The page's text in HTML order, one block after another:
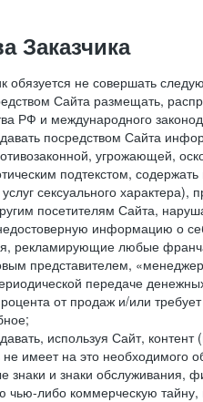
Заказчика
обязуется не совершать
Сайта размещать,
РФ и международного
посредством Сайта
угрожающей,
подтекстом,
сексуального
посетителям Сайта,
информацию о
рекламирующие любые
представителем,
передаче
от продаж и/или
используя Сайт,
не имеет на это
знаки и знаки
либо коммерческую тайну,